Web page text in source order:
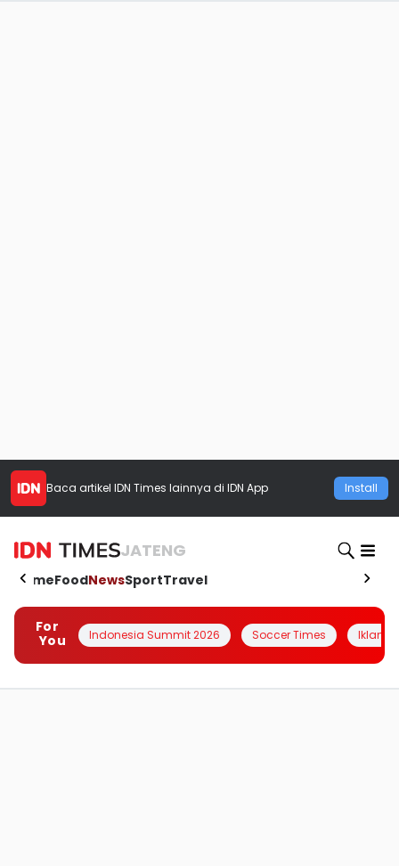
Baca artikel IDN Times lainnya di IDN App Install
JATENG
HomeFoodNewsSportTravel
For
You
Indonesia Summit 2026 Soccer Times Iklanin